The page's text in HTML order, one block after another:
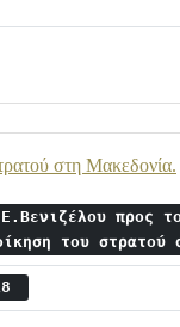
στη Μακεδονία.
προς
του στρατού